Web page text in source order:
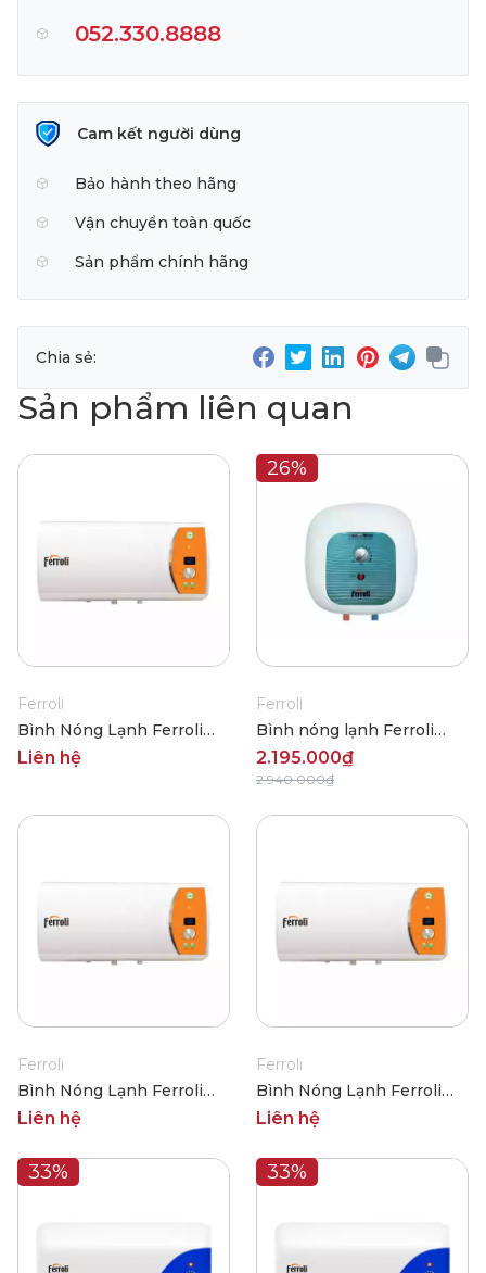
052.330.8888
Cam kết người dùng
Bảo hành theo hãng
Vận chuyển toàn quốc
Sản phẩm chính hãng
Chia sẻ:
Sản phẩm liên quan
Ferroli
Bình Nóng Lạnh Ferroli
VERDI DE 30L
Liên hệ
26%
Ferroli
Bình nóng lạnh Ferroli
Cubo E 30L
2.195.000₫
2.940.000₫
Ferroli
Bình Nóng Lạnh Ferroli
VERDI DE 15L
Liên hệ
Ferroli
Bình Nóng Lạnh Ferroli
VERDI DE 20L
Liên hệ
33% 33%